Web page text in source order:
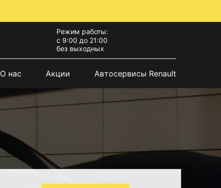
Режим работы:
с 9:00 до 21:00
без выходных
О нас Акции Автосервисы Renault